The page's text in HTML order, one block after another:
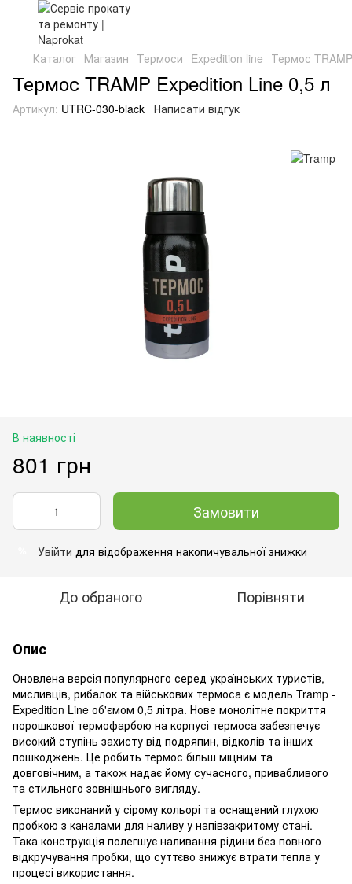
Каталог Магазин Термоси Expedition line Термос
Термос TRAMP Expedition Line 0,5 л
Артикул: UTRC-030-black Написати відгук
В наявності
801 грн
Замовити
Увійти для відображення накопичувальної знижки
До обраного Порівняти
Опис
Оновлена версія популярного серед українських туристів,
мисливців, рибалок та військових термоса є модель Tramp -
Expedition Line об'ємом 0,5 літра. Нове монолітне покриття
порошкової термофарбою на корпусі термоса забезпечує
високий ступінь захисту від подряпин, відколів та інших
пошкоджень. Це робить термос більш міцним та
довговічним, а також надає йому сучасного, привабливого
та стильного зовнішнього вигляду.
Термос виконаний у сірому кольорі та оснащений глухою
пробкою з каналами для наливу у напівзакритому стані.
Така конструкція полегшує наливання рідини без повного
відкручування пробки, що суттєво знижує втрати тепла у
процесі використання.